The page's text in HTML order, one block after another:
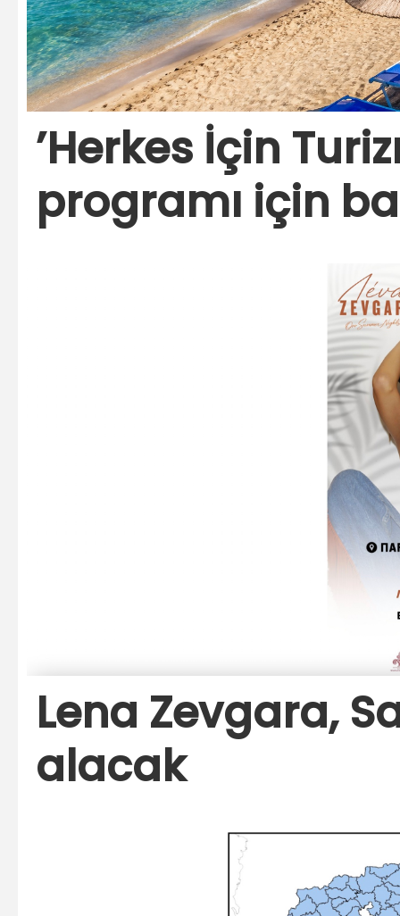
’Herkes İçin
programı için
Lena Zevgara,
alacak